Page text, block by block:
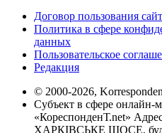
Договор пользования
Политика в сфере
данных
Пользовательское
Редакция
© 2000-2026,
Субъект в сфере онлайн-
«КореспонденТ.net»
ХАРКІВСЬКЕ ШОСЕ,